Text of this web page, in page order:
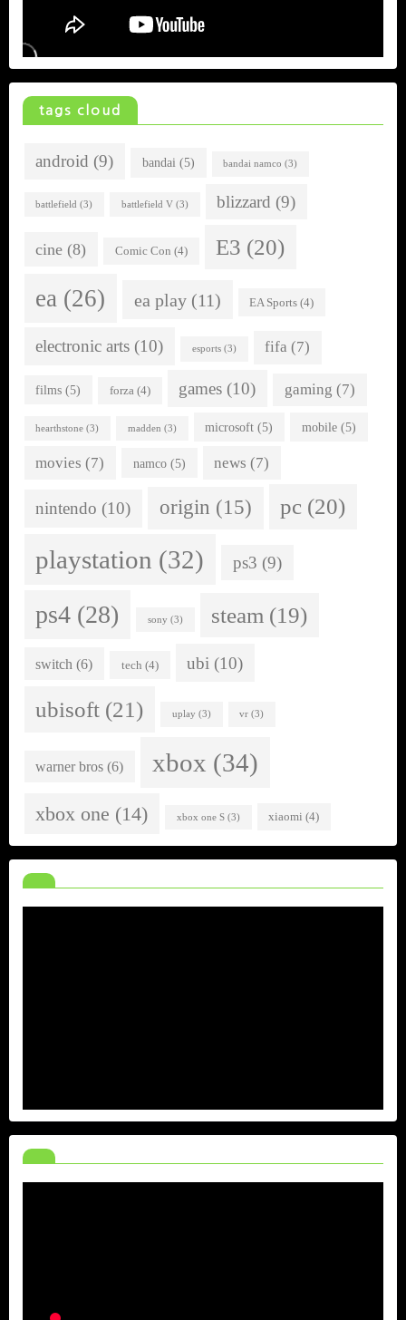
tags cloud
android (9) bandai(5) bandai namco (3)
battlefield (3) battlefield V(3) blizzard (9)
cine (8) Comic Con (4) E3 (20)
ea (26) ea play(11) EA Sports (4)
electronic arts (10) esports(3) fifa (7)
films (5) forza(4) games (10) gaming (7)
hearthstone (3) madden (3) microsoft (5) mobile(5)
movies (7) namco(5) news (7)
nintendo (10) origin (15) pc (20)
playstation (32) ps3 (9)
ps4 (28) sony (3) steam (19)
switch (6) tech (4) ubi (10)
ubisoft (21) uplay (3) vr (3)
warner bros (6) xbox (34)
xbox one (14) xbox one S(3) xiaomi (4)